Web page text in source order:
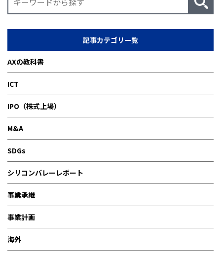
記事カテゴリ一覧
AXの教科書
ICT
IPO（株式上場）
M&A
SDGs
シリコンバレーレポート
事業承継
事業計画
海外